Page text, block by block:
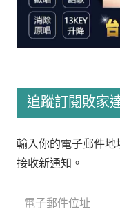
追蹤訂閱敗家
輸入你的電子郵件
接收新通知。
電